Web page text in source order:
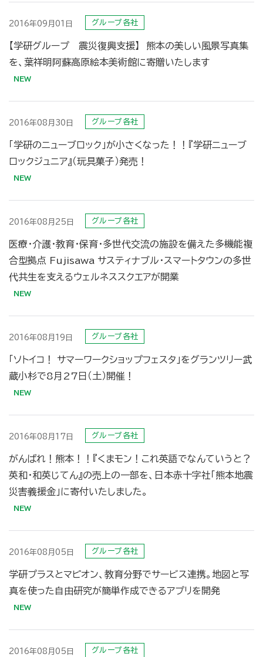
2016年09月01日 グループ各社
【学研グループ 震災復興支援】 熊本の美しい風景写真集
を、葉祥明阿蘇高原絵本美術館に寄贈いたします
2016年08月30日 グループ各社
「学研のニューブロック」が小さくなった！！『学研ニューブ
ロックジュニア』（玩具菓子）発売！
2016年08月25日 グループ各社
医療・介護・教育・保育・多世代交流の施設を備えた多機能複
合型拠点 Fujisawa サスティナブル・スマートタウンの多世
代共生を支えるウェルネススクエアが開業
2016年08月19日 グループ各社
「ソトイコ！ サマーワークショップフェスタ」をグランツリー武
蔵小杉で8月27日（土）開催！
2016年08月17日 グループ各社
がんばれ！熊本！！『くまモン！これ英語でなんていうと？
英和・和英じてん』の売上の一部を、日本赤十字社「熊本地震
災害義援金」に寄付いたしました。
2016年08月05日 グループ各社
学研プラスとマピオン、教育分野でサービス連携。地図と写
真を使った自由研究が簡単作成できるアプリを開発
2016年08月05日 グループ各社